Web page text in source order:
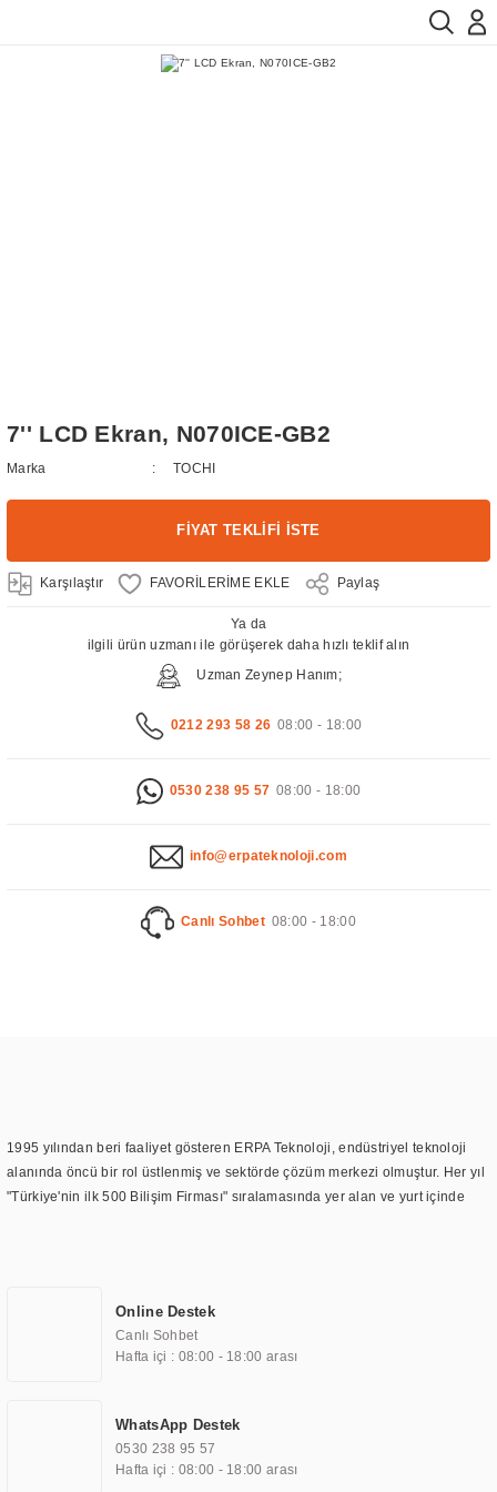
7'' LCD Ekran, N070ICE-GB2
Marka TOCHI
FİYAT TEKLİFİ İSTE
Karşılaştır Paylaş
Ya da
ilgili ürün uzmanı ile görüşerek daha hızlı teklif alın
Uzman Zeynep Hanım;
0212 293 58 26 08:00 - 18:00
0530 238 95 57 08:00 - 18:00
info@erpateknoloji.com
Canlı Sohbet 08:00 - 18:00
1995 yılından beri faaliyet gösteren ERPA Teknoloji, endüstriyel teknoloji
alanında öncü bir rol üstlenmiş ve sektörde çözüm merkezi olmuştur. Her yıl
"Türkiye'nin ilk 500 Bilişim Firması" sıralamasında yer alan ve yurt içinde
TOCHI markası altında kendi ürettiği ürünlerde kullanmıştır. Günümüzde
TOCHI; videowall, digital signage, kiosk, totem, akıllı durak ekranı, araç içi
ekran, asansör ekranı, digital menüboard, marin ekran, medikal ekran,
ekranları, endüstriyel ekranlar, kapı önü bilgi ekranları, panel PC,
endüstriyel Panel PC, mini PC, endüstriyel mini PC ve akıllı bina sistemleri
gibi çözümleri 4.5" ile 110” boyutları arasında üretebilirken, ayrıca standart
Online Destek
Canlı Sohbet
Hafta içi : 08:00 - 18:00 arası
WhatsApp Destek
0530 238 95 57
Hafta içi : 08:00 - 18:00 arası